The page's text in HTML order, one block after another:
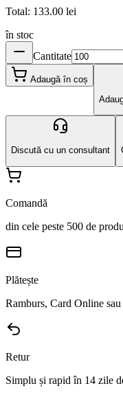
Total: 133.00 lei
în stoc
Cantitate
Adaugă în coș
Discută cu un consultant
Comandă
din cele peste 500 de
Plătește
Ramburs, Card Online
Retur
Simplu și rapid în 14 zile